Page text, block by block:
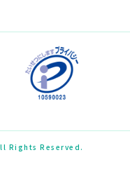
Rights Reserved.